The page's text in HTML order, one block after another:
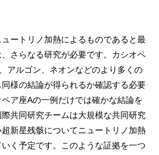
ートリノ加熱によるものであると最
さらなる研究が必要です。カシオペ
アルゴン、ネオンなどのより多くの
様の結論が得られるか確認する必要
ア座Aの一例だけでは確かな結論を
共同研究チームは大規模な共同研究
新星残骸についてニュートリノ加熱
く予定です。このような証拠を一つ